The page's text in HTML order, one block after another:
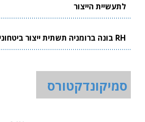
לתעשיית הייצור
RH בונה ברומניה תשתית ייצור ביטחוני ישראלית
סמיקונדקטורס